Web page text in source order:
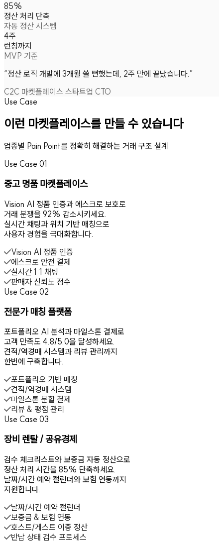
85%
정산 처리 단축
자동 정산 시스템
4주
런칭까지
MVP 기준
“정산 로직 개발에 3개월 쓸 뻔했는데, 2주 만에 끝났습니다.”
C2C 마켓플레이스 스타트업 CTO
Use Case
이런 마켓플레이스를 만들 수 있습니다
업종별 Pain Point를 정확히 해결하는 거래 구조 설계
Use Case 01
중고 명품 마켓플레이스
Vision AI 정품 인증과 에스크로 보호로
거래 분쟁을 92% 감소시키세요.
실시간 채팅과 위치 기반 매칭으로
사용자 경험을 극대화합니다.
Vision AI 정품 인증
에스크로 안전 결제
실시간 1:1 채팅
판매자 신뢰도 점수
Use Case 02
전문가 매칭 플랫폼
포트폴리오 AI 분석과 마일스톤 결제로
고객 만족도 4.8/5.0을 달성하세요.
견적/역경매 시스템과 리뷰 관리까지
한번에 구축합니다.
포트폴리오 기반 매칭
견적/역경매 시스템
마일스톤 분할 결제
리뷰 & 평점 관리
Use Case 03
장비 렌탈 / 공유경제
검수 체크리스트와 보증금 자동 정산으로
정산 처리 시간을 85% 단축하세요.
날짜/시간 예약 캘린더와 보험 연동까지
지원합니다.
날짜/시간 예약 캘린더
보증금 & 보험 연동
호스트/게스트 이중 정산
반납 상태 검수 프로세스